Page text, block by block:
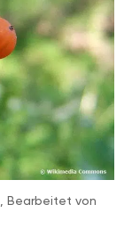
, Bearbeitet von